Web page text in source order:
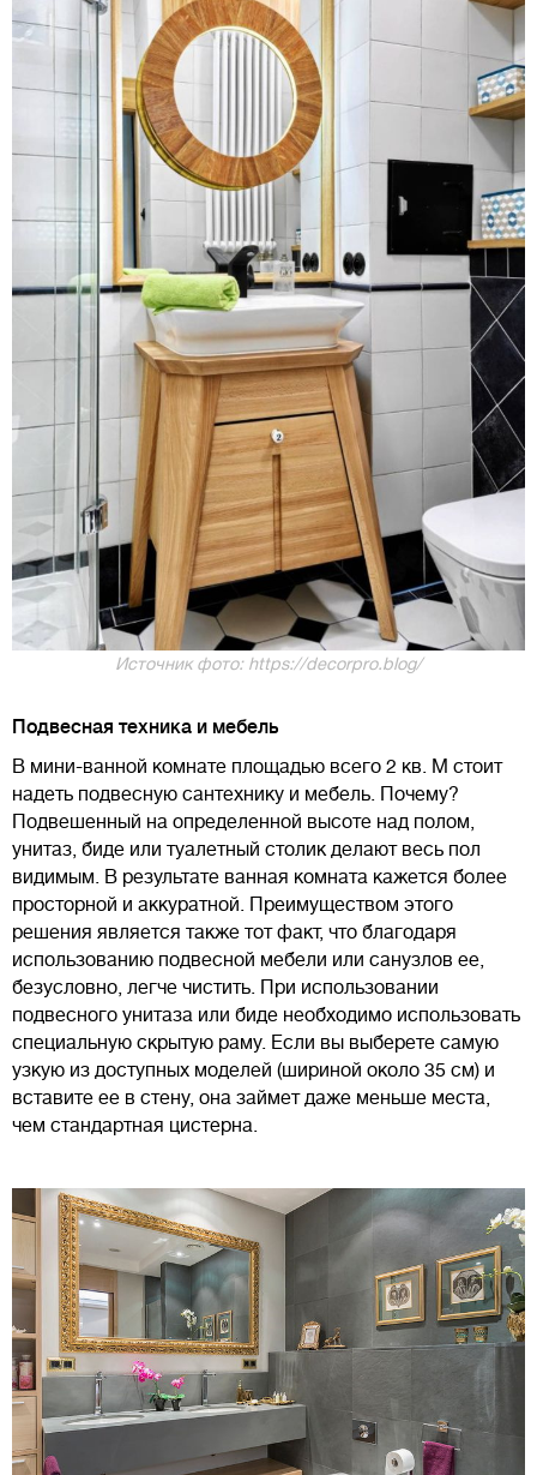
Источник фото: https://decorpro.blog/
Подвесная техника и мебель
В мини-ванной комнате площадью всего 2 кв. М стоит
надеть подвесную сантехнику и мебель. Почему?
Подвешенный на определенной высоте над полом,
унитаз, биде или туалетный столик делают весь пол
видимым. В результате ванная комната кажется более
просторной и аккуратной. Преимуществом этого
решения является также тот факт, что благодаря
использованию подвесной мебели или санузлов ее,
безусловно, легче чистить. При использовании
подвесного унитаза или биде необходимо использовать
специальную скрытую раму. Если вы выберете самую
узкую из доступных моделей (шириной около 35 см) и
вставите ее в стену, она займет даже меньше места,
чем стандартная цистерна.